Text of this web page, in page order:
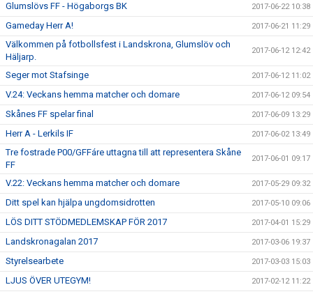
Glumslövs FF - Högaborgs BK 2017-06-22 10:38
Gameday Herr A! 2017-06-21 11:29
Välkommen på fotbollsfest i Landskrona, Glumslöv och
Häljarp.
2017-06-12 12:42
Seger mot Stafsinge 2017-06-12 11:02
V.24: Veckans hemma matcher och domare 2017-06-12 09:54
Skånes FF spelar final 2017-06-09 13:29
Herr A - Lerkils IF 2017-06-02 13:49
Tre fostrade P00/GFFáre uttagna till att representera Skåne
FF
2017-06-01 09:17
V.22: Veckans hemma matcher och domare 2017-05-29 09:32
Ditt spel kan hjälpa ungdomsidrotten 2017-05-10 09:06
LÖS DITT STÖDMEDLEMSKAP FÖR 2017 2017-04-01 15:29
Landskronagalan 2017 2017-03-06 19:37
Styrelsearbete 2017-03-03 15:03
LJUS ÖVER UTEGYM! 2017-02-12 11:22